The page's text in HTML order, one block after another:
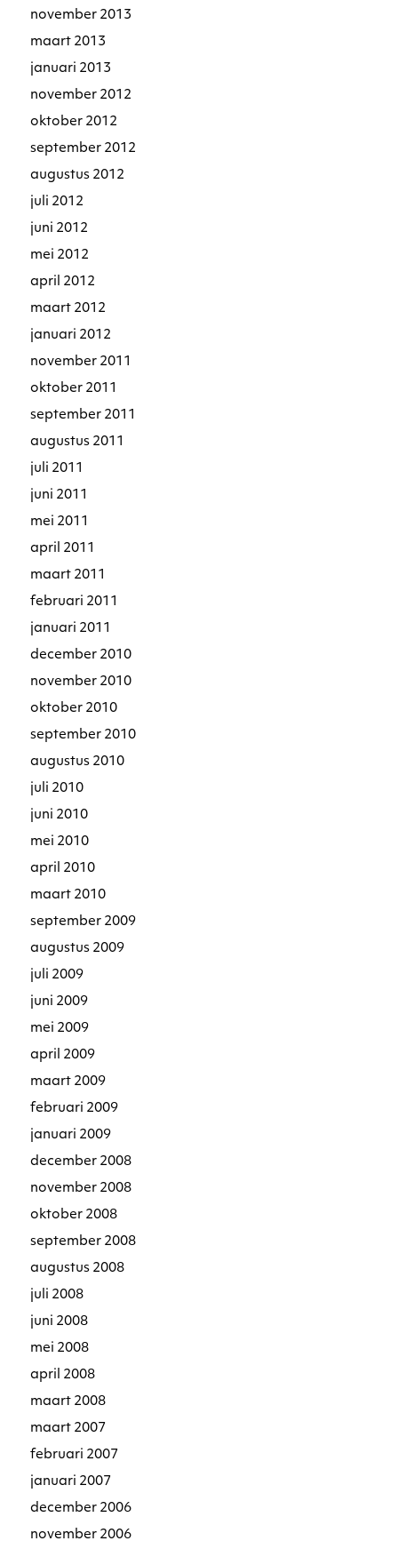
november 2013
maart 2013
januari 2013
november 2012
oktober 2012
september 2012
augustus 2012
juli 2012
juni 2012
mei 2012
april 2012
maart 2012
januari 2012
november 2011
oktober 2011
september 2011
augustus 2011
juli 2011
juni 2011
mei 2011
april 2011
maart 2011
februari 2011
januari 2011
december 2010
november 2010
oktober 2010
september 2010
augustus 2010
juli 2010
juni 2010
mei 2010
april 2010
maart 2010
september 2009
augustus 2009
juli 2009
juni 2009
mei 2009
april 2009
maart 2009
februari 2009
januari 2009
december 2008
november 2008
oktober 2008
september 2008
augustus 2008
juli 2008
juni 2008
mei 2008
april 2008
maart 2008
maart 2007
februari 2007
januari 2007
december 2006
november 2006